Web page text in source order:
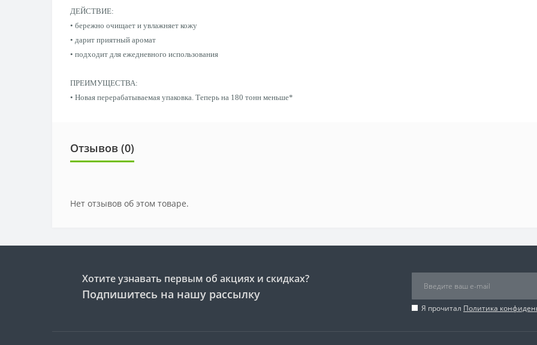
ДЕЙСТВИЕ:
• бережно очищает и увлажняет кожу
• дарит приятный аромат
• подходит для ежедневного использования
ПРЕИМУЩЕСТВА:
• Новая перерабатываемая упаковка. Теперь на 180 тонн меньше*
Отзывов (0)
Нет отзывов об этом товаре.
Хотите узнавать первым об акциях и скидках?
Подпишитесь на нашу рассылку
Я прочитал Политика